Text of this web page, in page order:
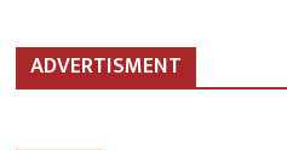
ADVERTISMENT